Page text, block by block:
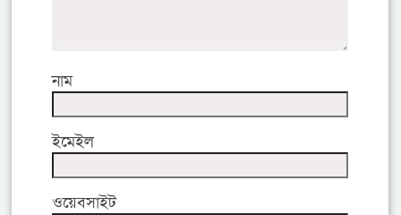
নাম
ইমেইল
ওয়েবসাইট